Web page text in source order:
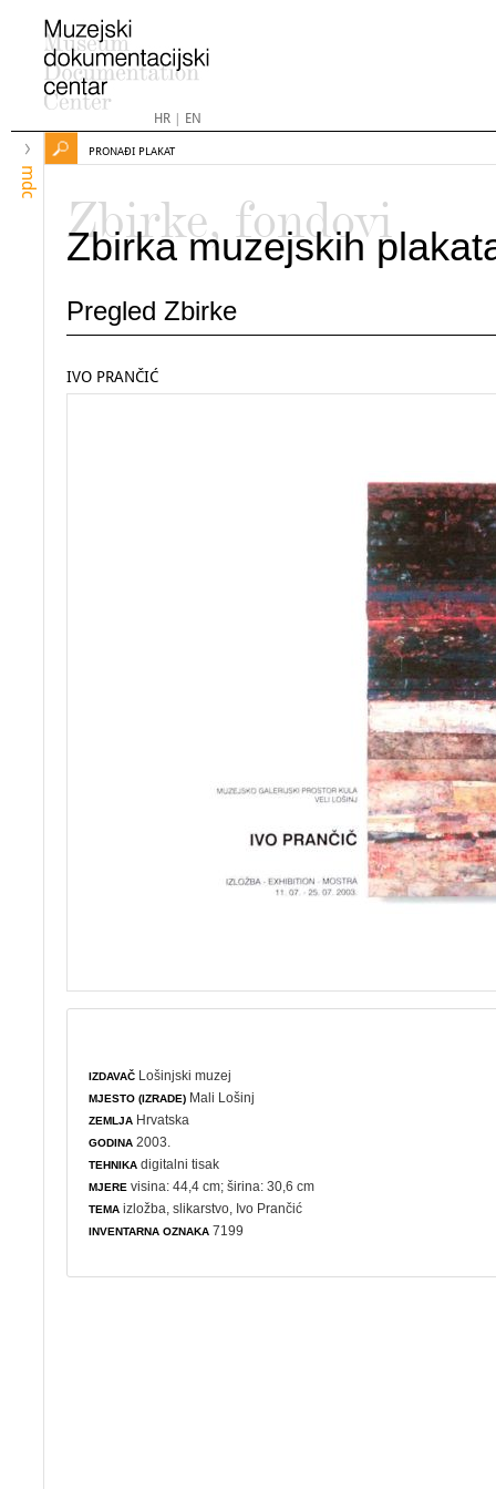
HR| EN
mdc
PRONAĐI PLAKAT
Zbirke, fondovi
Zbirka muzejskih
Pregled Zbirke
IVO PRANČIĆ
IZDAVAČ Lošinjski muzej
MJESTO (IZRADE) Mali Lošinj
ZEMLJA Hrvatska
GODINA 2003.
TEHNIKA digitalni tisak
MJERE visina: 44,4 cm; širina: 30,6 cm
TEMA izložba ,slikarstvo , Ivo Prančić
INVENTARNA OZNAKA 7199